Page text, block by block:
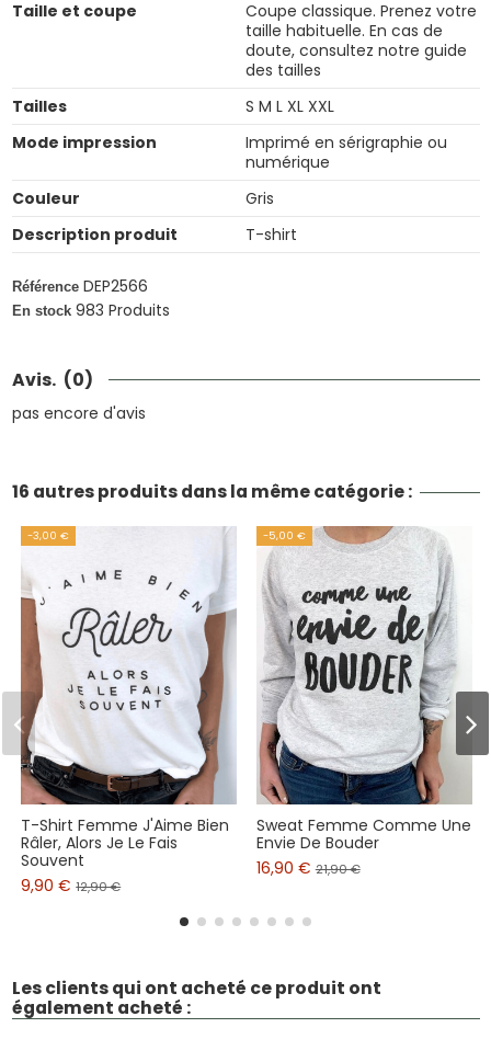
Taille et coupe
Coupe classique. Prenez votre
taille habituelle. En cas de
doute, consultez notre guide
des tailles
Tailles
S M L XL XXL
Mode impression
Imprimé en sérigraphie ou
numérique
Couleur
Gris
Description produit
T-shirt
Référence DEP2566
En stock 983 Produits
Avis. (0)
pas encore d'avis
16 autres produits dans la même catégorie :
-3,00 €
T-Shirt Femme J'Aime Bien
Râler, Alors Je Le Fais
Souvent
9,90 €12,90 €
-5,00 €
Sweat Femme Comme Une
Envie De Bouder
16,90 €21,90 €
Les clients qui ont acheté ce produit ont
également acheté :